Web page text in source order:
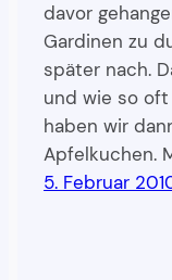
davor
Gardinen zu
später nach.
und wie so oft
haben wir
Apfelkuchen.
5. Februar